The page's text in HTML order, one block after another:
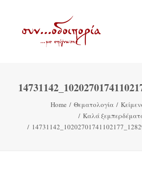
ΑΡΧΙΚΗ
ΘΕΜΑΤΟΛΟΓΙΑ
ΑΝΑΚΟΙΝΩΣΕΙΣ
Home Θεματολογία
Καλά